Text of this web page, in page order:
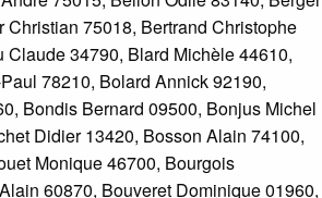
75018, Bertrand Christophe
34790, Blard Michèle 44610,
78210, Bolard Annick 92190,
Bondis Bernard 09500, Bonjus Michel
Didier 13420, Bosson Alain 74100,
Monique 46700, Bourgois
60870, Bouveret Dominique 01960,